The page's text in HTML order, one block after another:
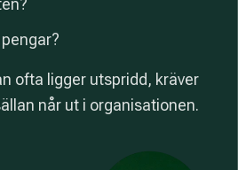
ofta ligger utspridd, kräver
når ut i organisationen.